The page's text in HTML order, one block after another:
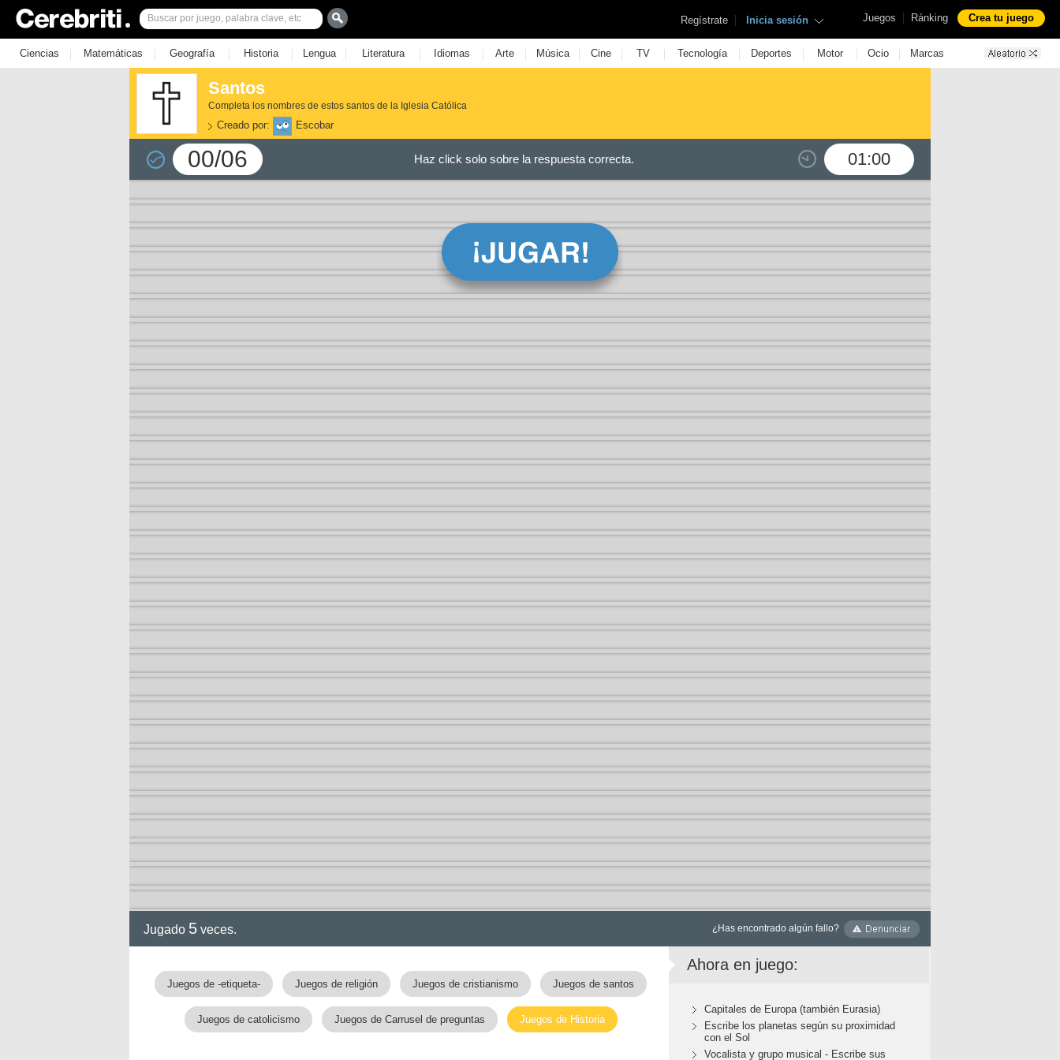
Juegos | Ránking Crea tu juego
Regístrate | Inicia sesión
Ciencias | Matemáticas | Geografía | Historia | Lengua | Literatura | Idiomas | Arte | Música | Cine | TV | Tecnología | Deportes | Motor | Ocio | Marcas
Santos
Completa los nombres de estos santos de la Iglesia Católica
Creado por: Escobar
00/06 01:00
Haz click solo sobre la respuesta correcta.
Jugado 5 veces. ¿Has encontrado algún fallo?
Juegos de -etiqueta- Juegos de religión Juegos de cristianismo Juegos de santos
Juegos de catolicismo Juegos de Carrusel de preguntas Juegos de Historia
Ahora en juego:
Capitales de Europa (también Eurasia)
Escribe los planetas según su proximidad
con el Sol
Vocalista y grupo musical - Escribe sus